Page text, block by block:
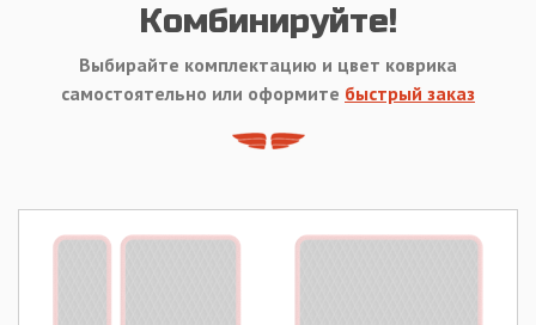
Комбинируйте!
Выбирайте комплектацию и цвет коврика
самостоятельно или оформите быстрый заказ